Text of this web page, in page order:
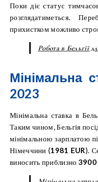
Поки діє статус
розглядатиметься.
прихистком можливо
Робота в Бельгії
Мінімальна
2023
Мінімальна ставка в
Таким чином, Бельгія
мінімальною зарплатою
Німеччини (1981 EUR).
виносить приблизно 3900